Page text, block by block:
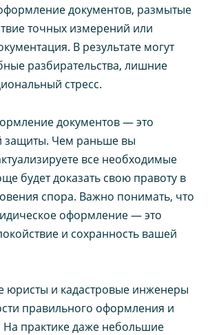
документов, размытые
точных измерений или
В результате могут
разбирательства, лишние
стресс.
документов — это
защиты. Чем раньше вы
все необходимые
будет доказать свою правоту в
спора. Важно понимать, что
оформление — это
и сохранность вашей
юристы и кадастровые инженеры
правильного оформления и
практике даже небольшие